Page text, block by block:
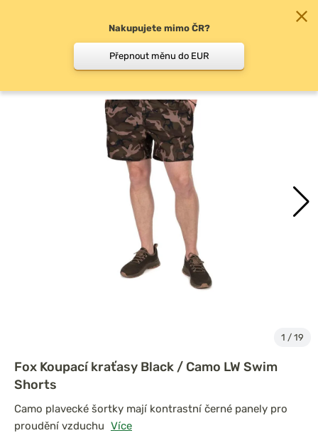
1 / 19
Fox Koupací kraťasy Black / Camo LW Swim
Shorts
Camo plavecké šortky mají kontrastní černé panely pro
proudění vzduchu Více
Nakupujete mimo ČR?
Přepnout měnu do EUR